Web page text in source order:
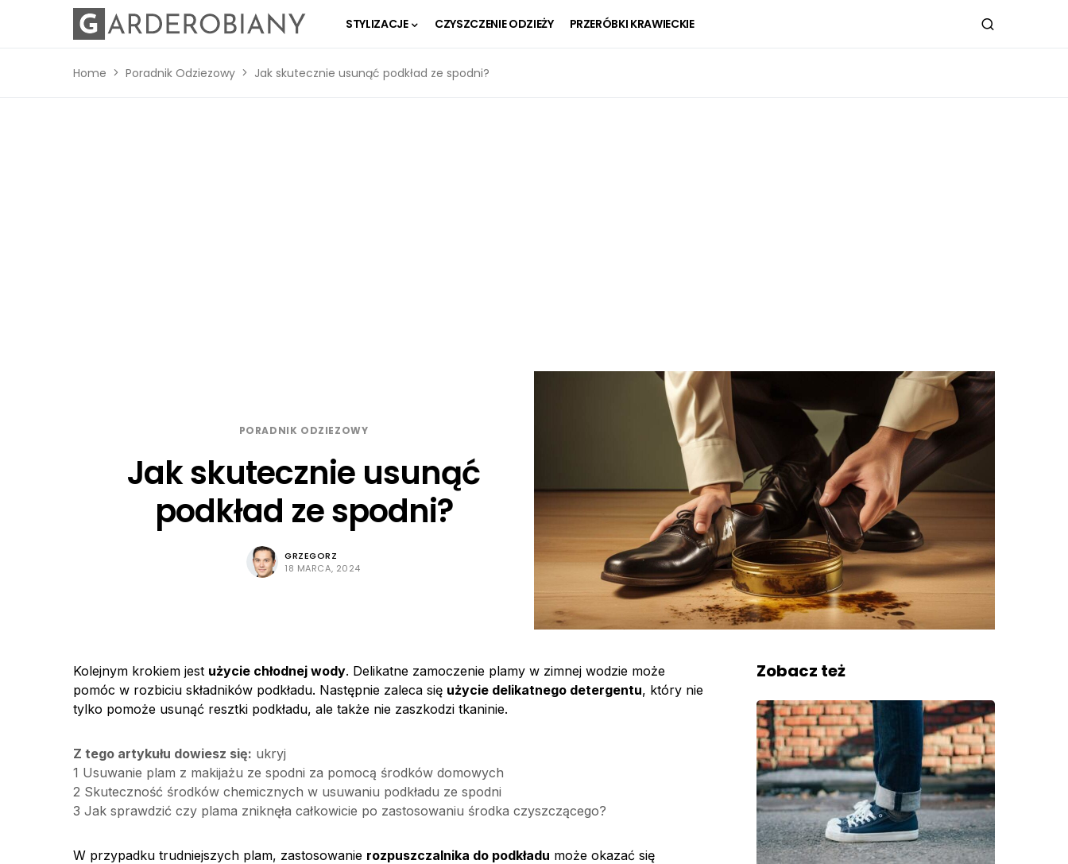
STYLIZACJE CZYSZCZENIE ODZIEŻY PRZERÓBKI KRAWIECKIE
Home Poradnik Odziezowy Jak skutecznie usunąć podkład ze spodni?
PORADNIK ODZIEZOWY
Jak skutecznie usunąć
podkład ze spodni?
GRZEGORZ
18 MARCA, 2024
Kolejnym krokiem jest użycie chłodnej wody. Delikatne zamoczenie plamy w zimnej wodzie może
pomóc w rozbiciu składników podkładu. Następnie zaleca się użycie delikatnego detergentu, który nie
tylko pomoże usunąć resztki podkładu, ale także nie zaszkodzi tkaninie.
Z tego artykułu dowiesz się: ukryj
1 Usuwanie plam z makijażu ze spodni za pomocą środków domowych
2 Skuteczność środków chemicznych w usuwaniu podkładu ze spodni
3 Jak sprawdzić czy plama zniknęła całkowicie po zastosowaniu środka czyszczącego?
W przypadku trudniejszych plam, zastosowanie rozpuszczalnika do podkładu może okazać się
Zobacz też